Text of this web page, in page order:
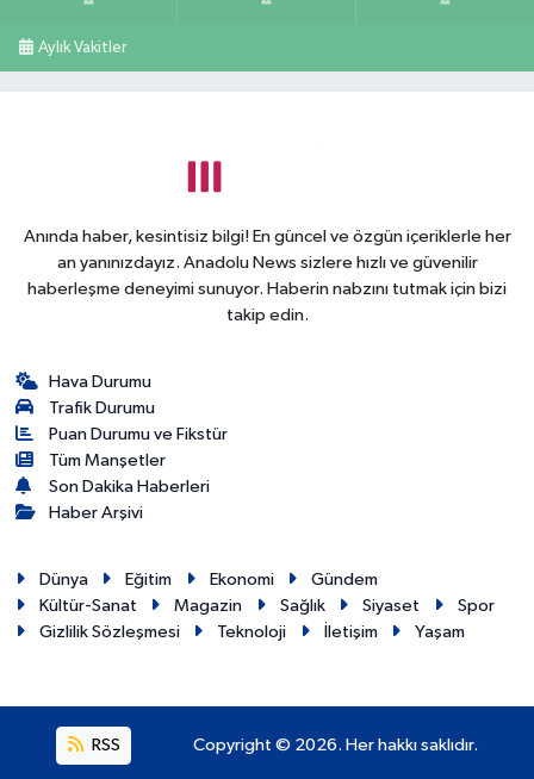
Aylık Vakitler
Anında haber, kesintisiz bilgi! En güncel ve özgün içeriklerle her
an yanınızdayız. Anadolu News sizlere hızlı ve güvenilir
haberleşme deneyimi sunuyor. Haberin nabzını tutmak için bizi
takip edin.
Hava Durumu
Trafik Durumu
Puan Durumu ve Fikstür
Tüm Manşetler
Son Dakika Haberleri
Haber Arşivi
Dünya Eğitim Ekonomi
Gündem
Kültür-Sanat
Magazin Sağlık Siyaset
Spor
Gizlilik Sözleşmesi
Teknoloji İletişim Yaşam
RSS Copyright © 2026. Her hakkı saklıdır.